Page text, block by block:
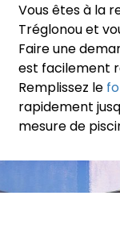
Vous êtes à la
Tréglonou et
Faire une
est facilement
Remplissez le
rapidement
mesure de